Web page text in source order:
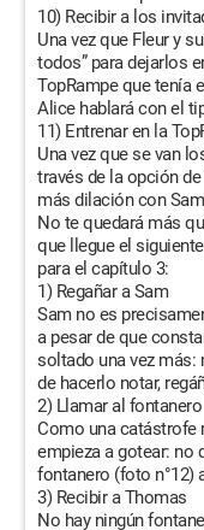
10) Recibir a los
Una vez que Fleur y
todos” para dejarlos
TopRampe que tenía
Alice hablará con el
11) Entrenar en la
Una vez que se van
través de la opción
más dilación con
No te quedará más
que llegue el
para el capítulo 3:
1) Regañar a Sam
Sam no es
a pesar de que
soltado una vez más:
de hacerlo notar,
2) Llamar al fontanero
Como una catástrofe
empieza a gotear: no
fontanero (foto n°12)
3) Recibir a Thomas
No hay ningún